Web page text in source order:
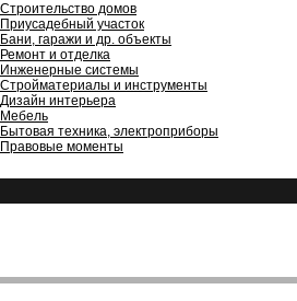
Строительство домов
Приусадебный участок
Бани, гаражи и др. объекты
Ремонт и отделка
Инженерные системы
Стройматериалы и инструменты
Дизайн интерьера
Мебель
Бытовая техника, электроприборы
Правовые моменты